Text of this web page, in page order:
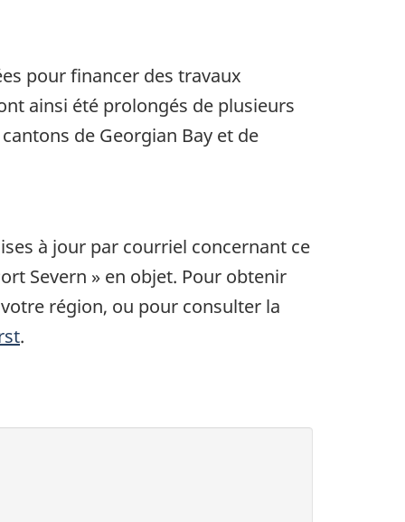
pour financer des travaux
ainsi été prolongés de plusieurs
de Georgian Bay et de
à jour par courriel concernant ce
Severn » en objet. Pour obtenir
région, ou pour consulter la
.